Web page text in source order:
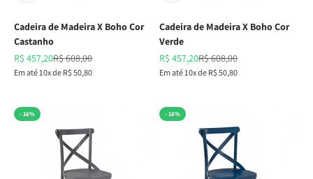
Cadeira de Madeira X Boho Cor
Castanho
Preço promocional
R$ 457,20Preço normal
R$ 608,00
Em até 10x de R$ 50,80
Cadeira de Madeira X Boho Cor
Verde
Preço promocional
R$ 457,20Preço normal
R$ 608,00
Em até 10x de R$ 50,80
- 16% - 16%